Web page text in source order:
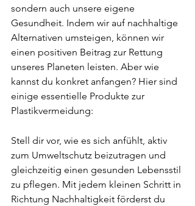
sondern auch unsere eigene
Gesundheit. Indem wir auf nachhaltige
Alternativen umsteigen, können wir
einen positiven Beitrag zur Rettung
unseres Planeten leisten. Aber wie
kannst du konkret anfangen? Hier sind
einige essentielle Produkte zur
Plastikvermeidung:
Stell dir vor, wie es sich anfühlt, aktiv
zum Umweltschutz beizutragen und
gleichzeitig einen gesunden Lebensstil
zu pflegen. Mit jedem kleinen Schritt in
Richtung Nachhaltigkeit förderst du